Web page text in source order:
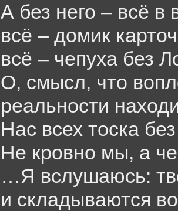
А без него – всё в
всё – домик
всё – чепуха без
О, смысл, что
реальности
Нас всех тоска
Не кровно мы, а
…Я вслушаюсь:
и складываются